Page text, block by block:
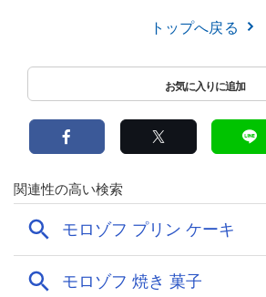
トップへ戻る